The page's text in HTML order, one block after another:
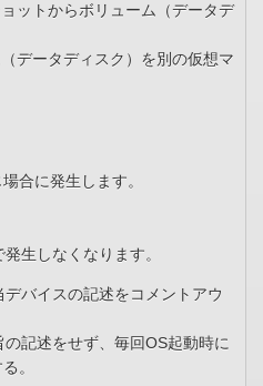
ットからボリューム（データデ
データディスク）を別の仮想マ
合に発生します。
生しなくなります。
バイスの記述をコメントアウ
記述をせず、毎回OS起動時に
。